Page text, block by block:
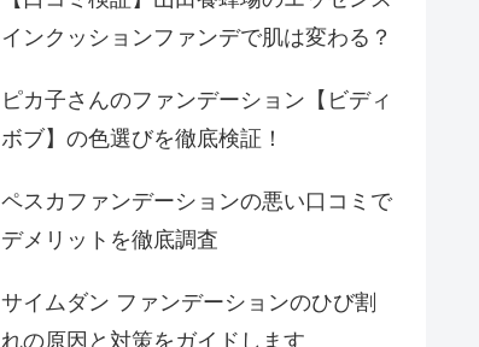
インクッションファンデで肌は変わる？
ピカ子さんのファンデーション【ビディ
ボブ】の色選びを徹底検証！
ペスカファンデーションの悪い口コミで
デメリットを徹底調査
サイムダン ファンデーションのひび割
れの原因と対策をガイドします